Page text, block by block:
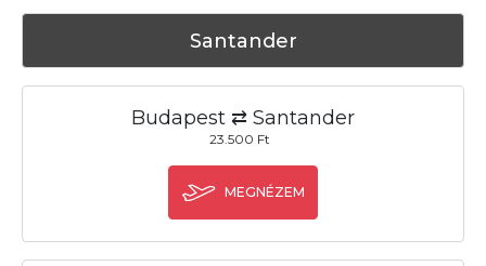
Santander
Budapest ⇄ Santander
23.500 Ft
MEGNÉZEM